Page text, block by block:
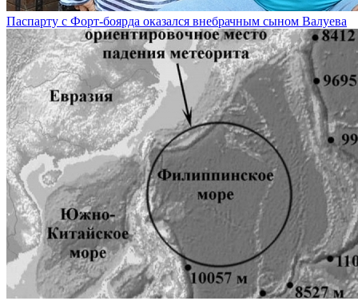
Паспарту с Форт-боярда оказался внебрачным сыном Валуева